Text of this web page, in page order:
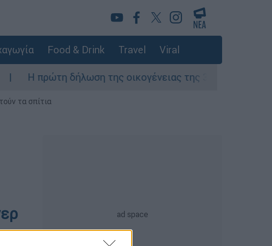
Food & Drink Travel Viral
Η πρώτη δήλωση της οικογένειας της 38χρονης
τα σπίτια